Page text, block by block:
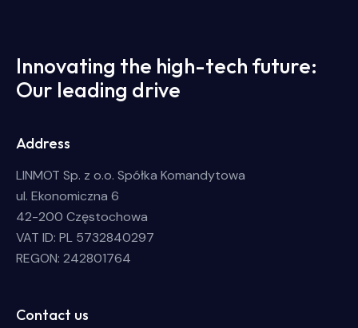
Innovating the high-tech future:
Our leading drive
Address
LINMOT Sp. z o.o. Spółka Komandytowa
ul. Ekonomiczna 6
42-200 Częstochowa
VAT ID: PL 5732840297
REGON: 242801764
Contact us